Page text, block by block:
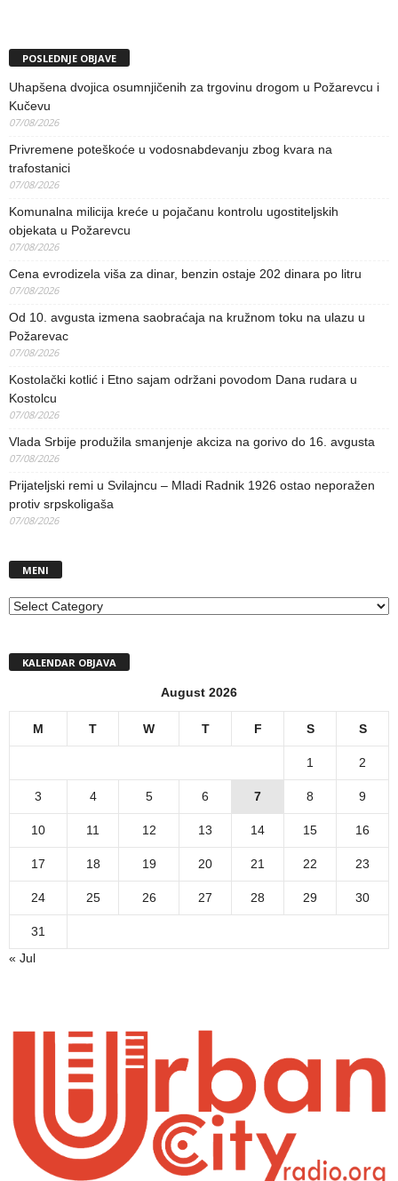
POSLEDNJE OBJAVE
Uhapšena dvojica osumnjičenih za trgovinu drogom u Požarevcu i
Kučevu
07/08/2026
Privremene poteškoće u vodosnabdevanju zbog kvara na
trafostanici
07/08/2026
Komunalna milicija kreće u pojačanu kontrolu ugostiteljskih
objekata u Požarevcu
07/08/2026
Cena evrodizela viša za dinar, benzin ostaje 202 dinara po litru
07/08/2026
Od 10. avgusta izmena saobraćaja na kružnom toku na ulazu u
Požarevac
07/08/2026
Kostolački kotlić i Etno sajam održani povodom Dana rudara u
Kostolcu
07/08/2026
Vlada Srbije produžila smanjenje akciza na gorivo do 16. avgusta
07/08/2026
Prijateljski remi u Svilajncu – Mladi Radnik 1926 ostao neporažen
protiv srpskoligaša
07/08/2026
MENI
MENI
KALENDAR OBJAVA
August 2026
M T W T F S S
1 2
3 4 5 6 7 8 9
10 11 12 13 14 15 16
17 18 19 20 21 22 23
24 25 26 27 28 29 30
31
« Jul